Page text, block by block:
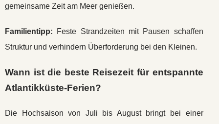
gemeinsame Zeit am Meer genießen.
Familientipp: Feste Strandzeiten mit Pausen schaffen
Struktur und verhindern Überforderung bei den Kleinen.
Wann ist die beste Reisezeit für entspannte
Atlantikküste-Ferien?
Die Hochsaison von Juli bis August bringt bei einer